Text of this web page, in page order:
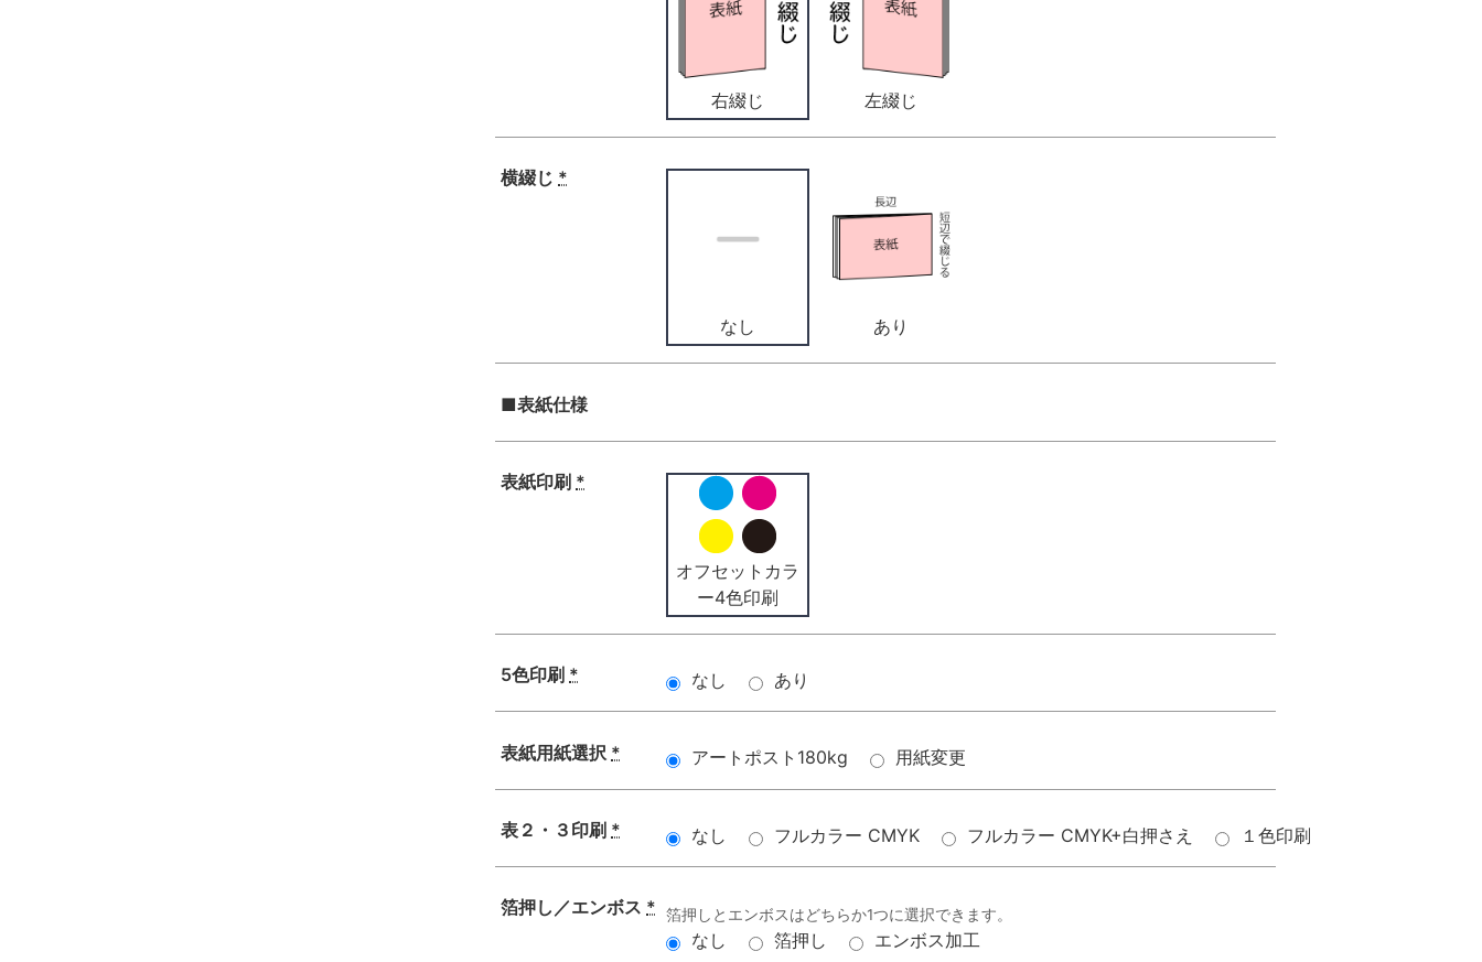
右綴じ 左綴じ
横綴じ *
なし あり
■表紙仕様
表紙印刷 *
オフセットカラ
ー4色印刷
5色印刷 * なし あり
表紙用紙選択 * アートポスト180kg 用紙変更
表２・３印刷 * なし フルカラー CMYK フルカラー CMYK+白押さえ １色印刷
箔押し／エンボス * 箔押しとエンボスはどちらか1つに選択できます。
なし 箔押し エンボス加工